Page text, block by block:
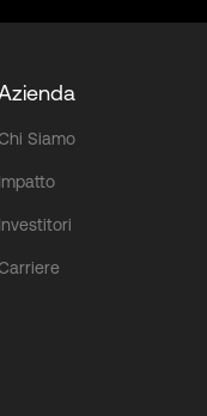
Siamo
Impatto
Investitori